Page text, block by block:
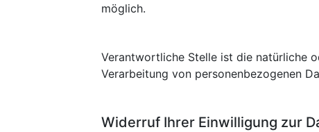
möglich.
Verantwortliche Stelle ist die natürliche
Verarbeitung von personenbezogenen
Widerruf Ihrer Einwilligung zur